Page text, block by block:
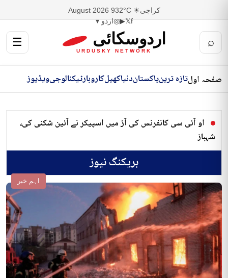
کراچی☀ 32°C
9 August 2026
f
𝕏
▶
◎اردو ▾
⌕ اردوسکائی
URDUSKY NETWORK
☰
صفحہ اولتازہ ترینپاکستاندنیاکھیلکاروبارٹیکنالوجیویڈیوز
او آئی سی کانفرنس کی آڑ میں اسپیکر نے آئین شکنی کی،
شہباز
بریکنگ نیوز
اہم خبر